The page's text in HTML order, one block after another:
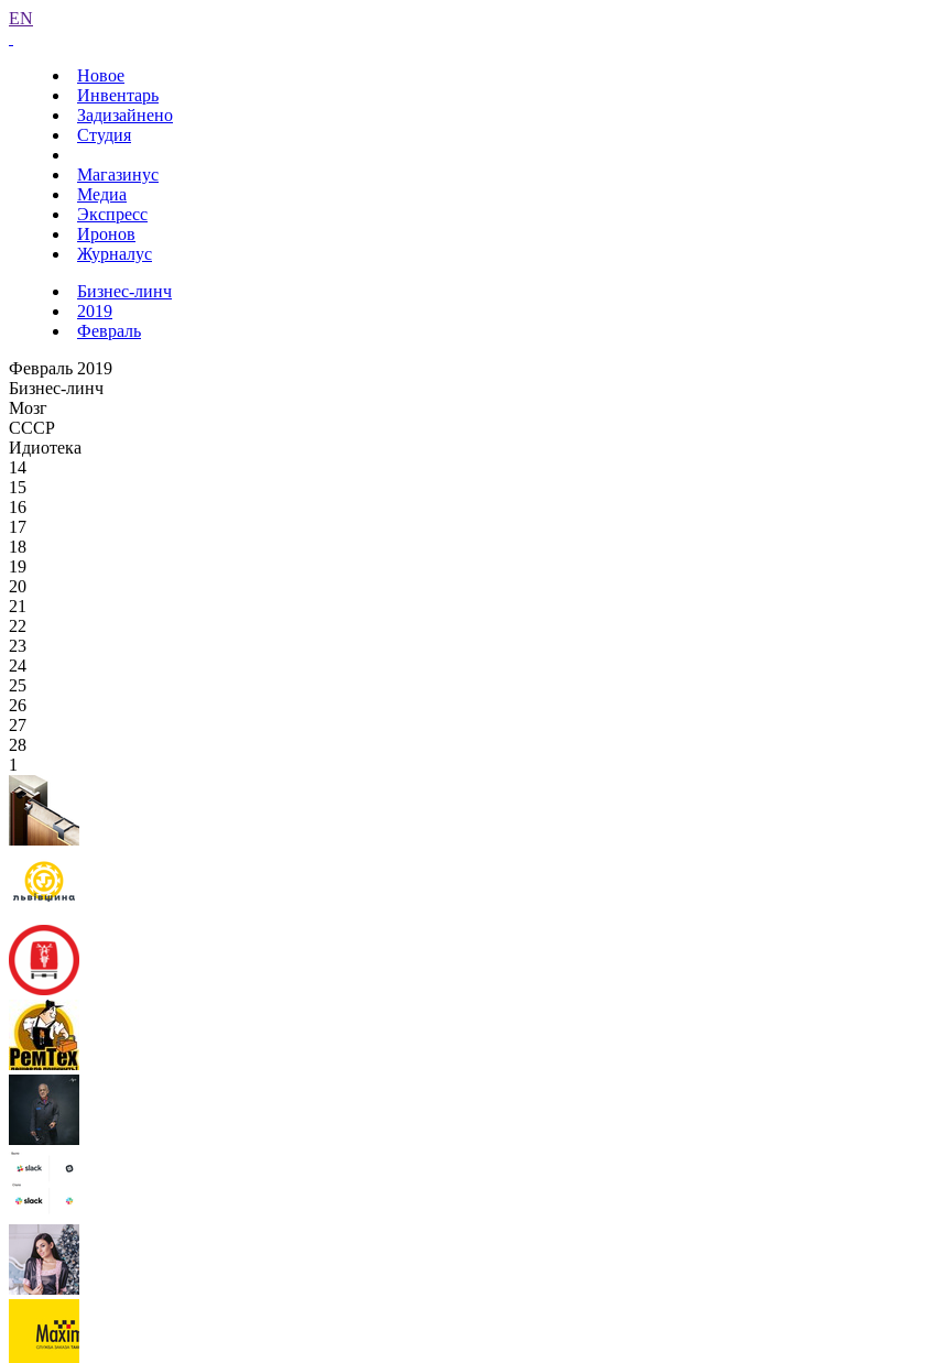
EN
Новое
Инвентарь
Задизайнено
Студия
Магазинус
Медиа
Экспресс
Иронов
Журналус
Бизнес-линч
2019
Февраль
Февраль 2019
Бизнес-линч
Мозг
СССР
Идиотека
14
15
16
17
18
19
20
21
22
23
24
25
26
27
28
1